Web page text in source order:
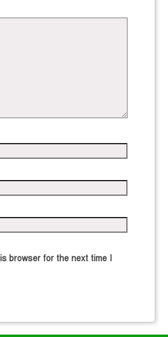
browser for the next time I